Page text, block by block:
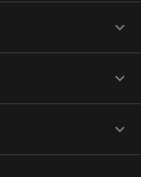


keyboard_arrow_down